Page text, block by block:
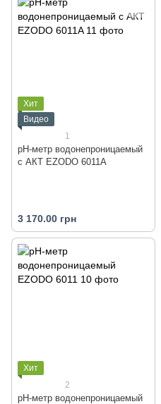
Хит
Видео
1
рН-метр водонепроницаемый
с АКТ EZODO 6011A
3 170.00 грн
Хит
2
рН-метр водонепроницаемый